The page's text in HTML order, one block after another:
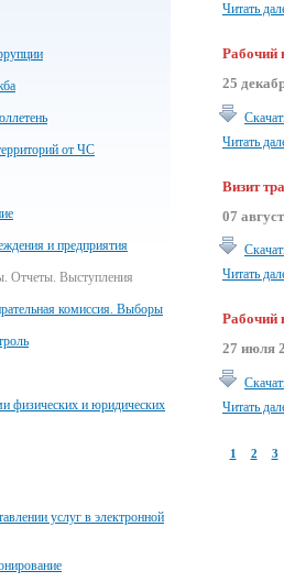
от ЧС
и предприятия
Отчеты. Выступления
комиссия. Выборы
физических и юридических
услуг в электронной
Читать
Рабочий
25
Читать
Визит
07
Читать
Рабочий
27 июля
Читать
1 2 3